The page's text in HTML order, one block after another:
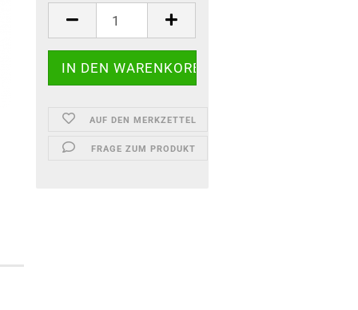
AUF DEN MERKZETTEL
FRAGE ZUM PRODUKT